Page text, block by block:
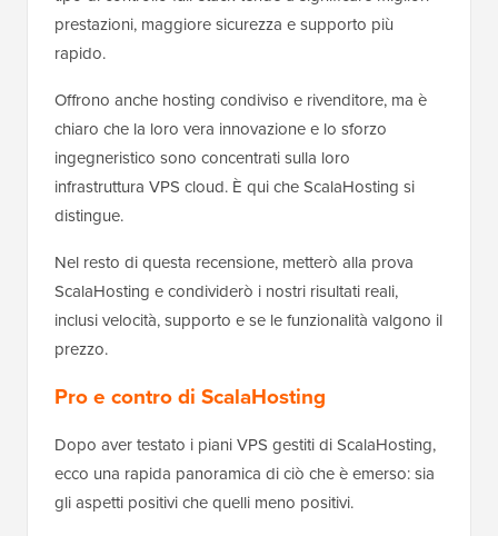
prestazioni, maggiore sicurezza e supporto più
rapido.
Offrono anche hosting condiviso e rivenditore, ma è
chiaro che la loro vera innovazione e lo sforzo
ingegneristico sono concentrati sulla loro
infrastruttura VPS cloud. È qui che ScalaHosting si
distingue.
Nel resto di questa recensione, metterò alla prova
ScalaHosting e condividerò i nostri risultati reali,
inclusi velocità, supporto e se le funzionalità valgono il
prezzo.
Pro e contro di ScalaHosting
Dopo aver testato i piani VPS gestiti di ScalaHosting,
ecco una rapida panoramica di ciò che è emerso: sia
gli aspetti positivi che quelli meno positivi.